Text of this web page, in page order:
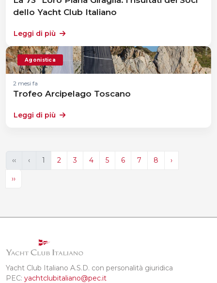
dello Yacht Club Italiano
Leggi di più
Agonistica
2 mesi fa
Trofeo Arcipelago Toscano
Leggi di più
‹‹ ‹ 1 2 3 4 5 6 7 8 ›
››
Yacht Club Italiano A.S.D. con personalità giuridica
PEC: yachtclubitaliano@pec.it